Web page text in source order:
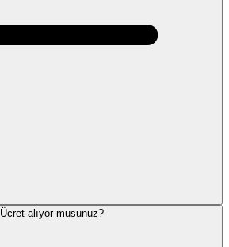
Ücret alıyor musunuz?